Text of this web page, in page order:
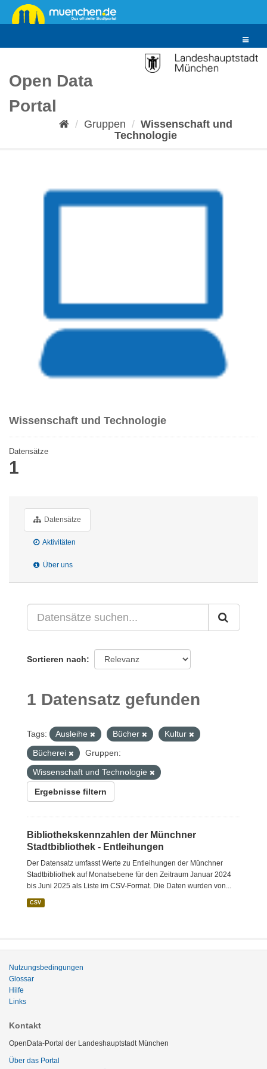
Überspringen
zum
Toggle
Open Data
Portal
Gruppen
Wissenschaft und
Technologie
Wissenschaft und Technologie
Datensätze
1
Datensätze
Aktivitäten
Über uns
Sortieren nach
1 Datensatz gefunden
Tags: Ausleihe Bücher
Kultur
Bücherei
Gruppen:
Wissenschaft und Technologie
Ergebnisse filtern
Bibliothekskennzahlen der Münchner
Stadtbibliothek - Entleihungen
Der Datensatz umfasst Werte zu Entleihungen der Münchner
Stadtbibliothek auf Monatsebene für den Zeitraum Januar 2024
bis Juni 2025 als Liste im CSV-Format. Die Daten wurden von...
CSV
Nutzungsbedingungen
Glossar
Hilfe
Links
Kontakt
OpenData-Portal der Landeshauptstadt München
Über das Portal